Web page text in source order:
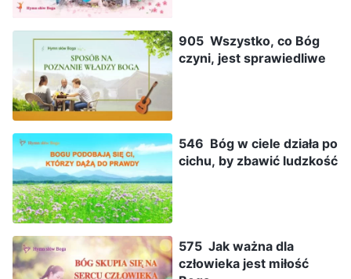
905 Wszystko, co Bóg
czyni, jest sprawiedliwe
546 Bóg w ciele działa po
cichu, by zbawić ludzkość
575 Jak ważna dla
człowieka jest miłość